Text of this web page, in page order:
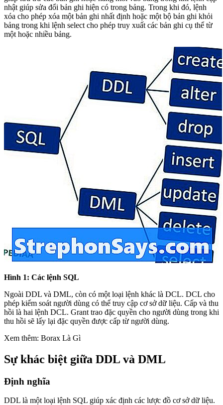
nhật giúp sửa đổi bản ghi hiện có trong bảng. Trong khi đó, lệnh
xóa cho phép xóa một bản ghi nhất định hoặc một bộ bản ghi khỏi
bảng trong khi lệnh select cho phép truy xuất các bản ghi cụ thể từ
một hoặc nhiều bảng.
Hình 1: Các lệnh SQL
Ngoài DDL và DML, còn có một loại lệnh khác là DCL. DCL cho
phép kiểm soát người dùng có thể truy cập cơ sở dữ liệu. Cấp và thu
hồi là hai lệnh DCL. Grant trao đặc quyền cho người dùng trong khi
thu hồi sẽ lấy lại đặc quyền được cấp từ người dùng.
Xem thêm: Borax Là Gì
Sự khác biệt giữa DDL và DML
Định nghĩa
DDL là một loại lệnh SQL giúp xác định các lược đồ cơ sở dữ liệu.